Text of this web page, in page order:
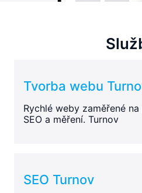
Tvorba webu
Rychlé weby zaměřené
SEO a měření. Turnov
SEO Turnov